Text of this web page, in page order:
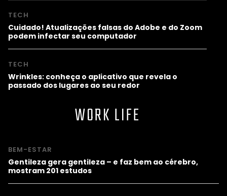
TECH
Cuidado! Atualizações falsas do Adobe e do Zoom
podem infectar seu computador
TECH
Wrinkles: conheça o aplicativo que revela o
passado dos lugares ao seu redor
WORK LIFE
BEM-ESTAR
Gentileza gera gentileza – e faz bem ao cérebro,
mostram 201 estudos